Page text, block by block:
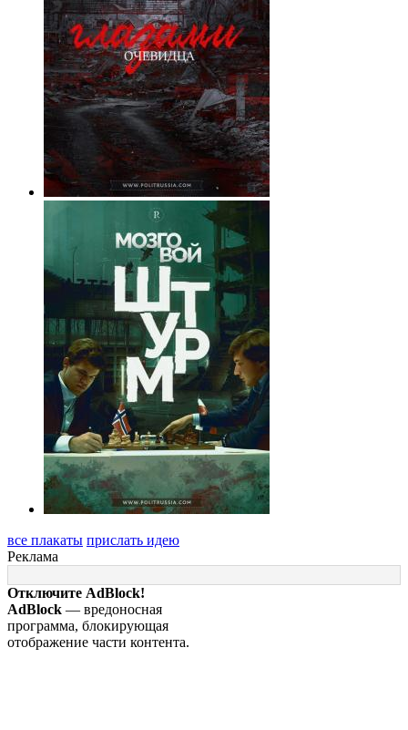
все плакаты прислать идею
Реклама
Отключите AdBlock!
AdBlock — вредоносная
программа, блокирующая
отображение части контента.